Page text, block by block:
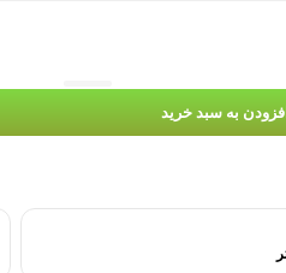
افزودن به سبد خرید